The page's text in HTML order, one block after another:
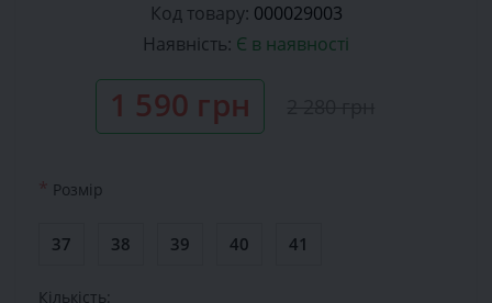
Код товару: 000029003
Наявність: Є в наявності
1 590 грн
* Розмiр
37 38 39 40 41
Кількість: